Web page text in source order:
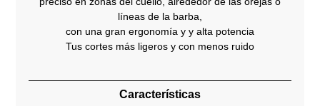
líneas de la barba,
con una gran ergonomía y y alta potencia
Tus cortes más ligeros y con menos ruido
Características